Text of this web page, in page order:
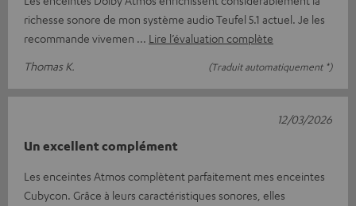
richesse sonore de mon système audio Teufel 5.1 actuel. Je les
recommande vivemen
Lire l’évaluation complète
Thomas K.
(Traduit automatiquement *)
Un excellent complément
Les enceintes Atmos complètent parfaitement mes enceintes
Cubycon. Grâce à leurs caractéristiques sonores, elles
12/03/2026